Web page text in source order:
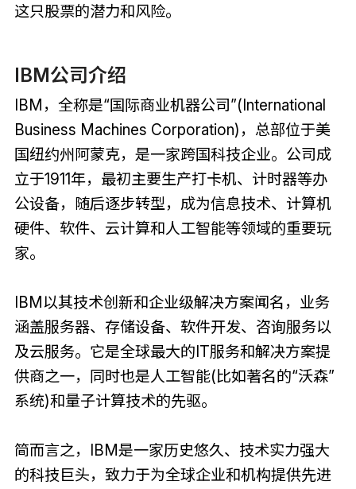
这只股票的潜力和风险。
IBM公司介绍
IBM，全称是“国际商业机器公司”(International
Business Machines Corporation)，总部位于美
国纽约州阿蒙克，是一家跨国科技企业。公司成
立于1911年，最初主要生产打卡机、计时器等办
公设备，随后逐步转型，成为信息技术、计算机
硬件、软件、云计算和人工智能等领域的重要玩
家。
IBM以其技术创新和企业级解决方案闻名，业务
涵盖服务器、存储设备、软件开发、咨询服务以
及云服务。它是全球最大的IT服务和解决方案提
供商之一，同时也是人工智能(比如著名的“沃森”
系统)和量子计算技术的先驱。
简而言之，IBM是一家历史悠久、技术实力强大
的科技巨头，致力于为全球企业和机构提供先进